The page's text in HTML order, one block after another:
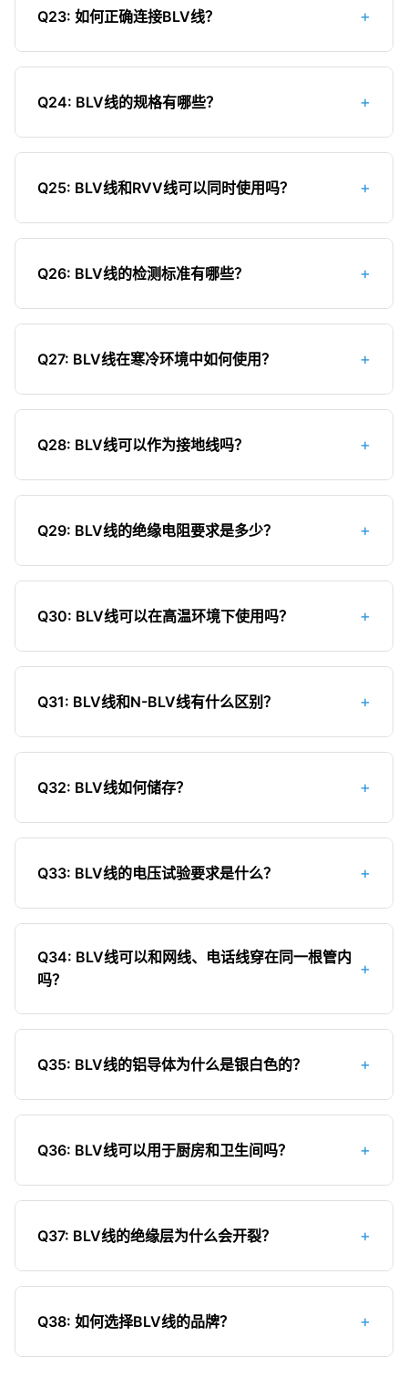
耐温性能较差，长期允许工作温度为70℃。PVC绝
缘材料在低温环境下会变硬变脆，容易开裂。
Q23: 如何正确连接BLV线？ +
连接BLV线的正确方法：1）使用专用的铝线接线端
层；3）使用专用的压接工具进行连接；4）连接处
可涂导电膏防止氧化；5）多股铝线应使用端子或涮
发热。
Q24: BLV线的规格有哪些？ +
BLV线的常见规格有：1.5mm²、2.5mm²、4mm²、
其中，1.5mm²和2.5mm²主要用于照明和插座回
路，4mm²和6mm²用于空调等大功率电器回路，
Q25: BLV线和RVV线可以同时使用吗？ +
可以，但需要注意连接方式。BLV线是铝芯硬线，
接头，防止电化腐蚀。同时，由于两种电线的载流
量不同，应根据实际负载选择合适的截面积，并确
Q26: BLV线的检测标准有哪些？ +
BLV线的检测标准主要包括：1）导体电阻测试，应
小于10MΩ·km；3）电压试验，应能承受1500V电
压5分钟无击穿；4）绝缘厚度测试，应符合标准要
Q27: BLV线在寒冷环境中如何使用？ +
在寒冷环境中使用BLV线需要注意：1）低温会使
伸；2）存储时应保持在5℃以上环境中；3）安装
前可适当预热；4）考虑使用耐寒型绝缘材料的电
增加截面积。
Q28: BLV线可以作为接地线吗？ +
不建议使用BLV线作为接地线。接地线的连接可靠性
大，影响接地效果。接地线应使用铜芯电线（BV
线），且截面积不应小于主线路的一半，最小不小
Q29: BLV线的绝缘电阻要求是多少？ +
根据国家标准，BLV线的绝缘电阻（20℃时）应不
等安全隐患。在使用前或怀疑绝缘不良时，可以使
用兆欧表进行测试。测试时应注意环境温度和湿度
Q30: BLV线可以在高温环境下使用吗？ +
普通BLV线不建议在高温环境下长期使用。BLV线的
缘层加速老化，同时铝导体的电阻率会增加。如果
需要在高温环境下使用，应选择耐高温电线，如铝
Q31: BLV线和N-BLV线有什么区别？ +
N-BLV线是耐火型BLV线，也称为NH-BLV线。与普
条件下能保持线路完整并持续通电一段时间（如90
分钟）。N-BLV线主要用于消防报警系统、应急照
Q32: BLV线如何储存？ +
储存注意事项：1.应存放在干燥、通风、阴凉的仓库
酸、碱、油等腐蚀性物质接触；4.堆放高度不宜过
高，避免压伤绝缘层；5.铝线更易氧化，应注意密封
量检查；7.搬运时轻拿轻放，避免损伤包装。
Q33: BLV线的电压试验要求是什么？ +
根据国家标准，BLV线应能承受1500V的电压试验，
持续时间5分钟无击穿现象。电压试验是检验电线绝
缘性能的重要方法，可以发现绝缘层的缺陷。在使
托专业机构进行电压试验。
Q34: BLV线可以和网线、电话线穿在同一根管内
吗？
+
不建议。BLV线是强电线路，工作电压较高，而网
一根管内容易产生电磁干扰，影响弱电信号传输质
量，甚至可能对弱电设备造成损坏。强电和弱电线
50mm）。
Q35: BLV线的铝导体为什么是银白色的？ +
铝的自然颜色就是银白色。BLV线使用工业纯铝（铝
果铝导体颜色发暗或有黑色斑点，可能是已经氧化
或含有较多杂质，导电性能和使用寿命都会受到影
Q36: BLV线可以用于厨房和卫生间吗？ +
不建议。厨房和卫生间环境潮湿，而铝在潮湿环境
使用，应做好以下措施：1）使用阻燃型ZR-BLV
线；2）必须穿管敷设，且线管连接处应做好密封处
面积；5）定期检查线路状况。
Q37: BLV线的绝缘层为什么会开裂？ +
绝缘层开裂的主要原因：1.老化：长期使用后绝缘材
外线照射：阳光直射加速老化；4.机械损伤：安装或
使用过程中受到外力损伤；5.质量问题：绝缘材料质
Q38: 如何选择BLV线的品牌？ +